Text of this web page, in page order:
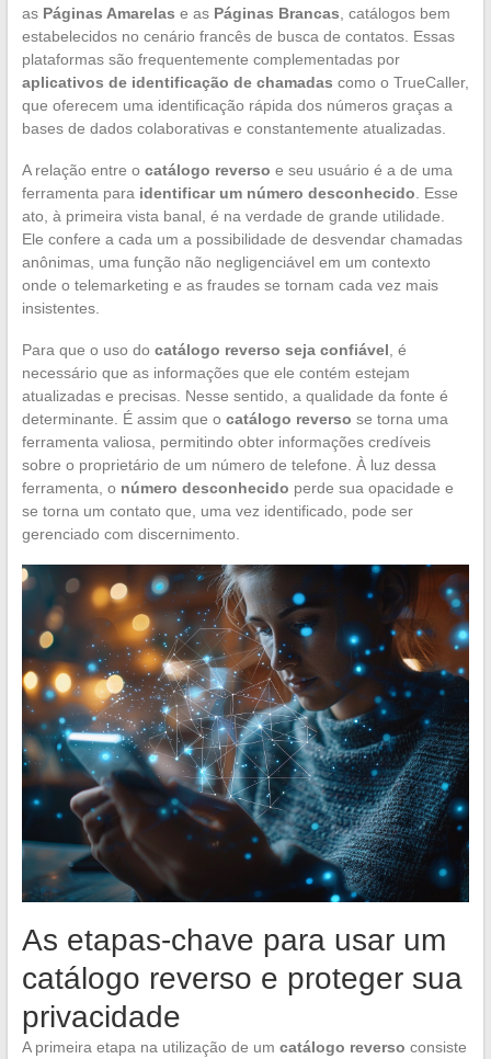
as Páginas Amarelas e as Páginas Brancas , catálogos bem
estabelecidos no cenário francês de busca de contatos. Essas
plataformas são frequentemente complementadas por
aplicativos de identificação de chamadas como o TrueCaller,
que oferecem uma identificação rápida dos números graças a
bases de dados colaborativas e constantemente atualizadas.
A relação entre o catálogo reverso e seu usuário é a de uma
ferramenta para identificar um número desconhecido . Esse
ato, à primeira vista banal, é na verdade de grande utilidade.
Ele confere a cada um a possibilidade de desvendar chamadas
anônimas, uma função não negligenciável em um contexto
onde o telemarketing e as fraudes se tornam cada vez mais
insistentes.
Para que o uso do catálogo reverso seja confiável , é
necessário que as informações que ele contém estejam
atualizadas e precisas. Nesse sentido, a qualidade da fonte é
determinante. É assim que o catálogo reverso se torna uma
ferramenta valiosa, permitindo obter informações credíveis
sobre o proprietário de um número de telefone. À luz dessa
ferramenta, o número desconhecido perde sua opacidade e
se torna um contato que, uma vez identificado, pode ser
gerenciado com discernimento.
As etapas-chave para usar um
catálogo reverso e proteger sua
privacidade
A primeira etapa na utilização de um catálogo reverso consiste